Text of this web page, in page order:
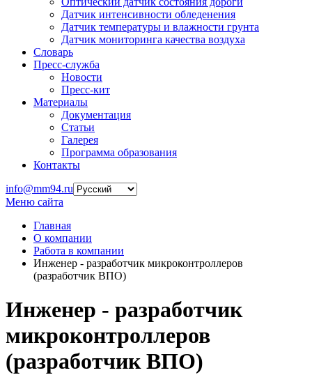
Датчик интенсивности обледенения
Датчик температуры и влажности грунта
Датчик мониторинга качества воздуха
Словарь
Пресс-служба
Новости
Пресс-кит
Материалы
Документация
Статьи
Галерея
Программа образования
Контакты
info@mm94.ru
Меню сайта
Главная
О компании
Работа в компании
Инженер - разработчик микроконтроллеров
(разработчик ВПО)
Инженер - разработчик
микроконтроллеров
(разработчик ВПО)